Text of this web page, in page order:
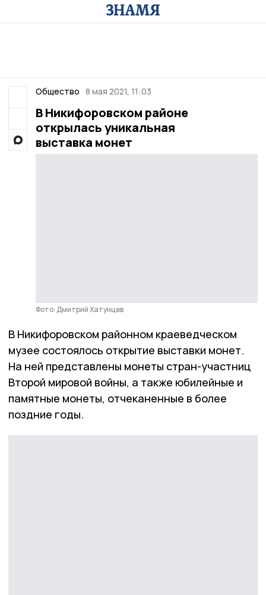
Общество 8 мая 2021, 11:03
В Никифоровском районе
открылась уникальная
выставка монет
Фото: Дмитрий Хатунцев
В Никифоровском районном краеведческом
музее состоялось открытие выставки монет.
На ней представлены монеты стран-участниц
Второй мировой войны, а также юбилейные и
памятные монеты, отчеканенные в более
поздние годы.